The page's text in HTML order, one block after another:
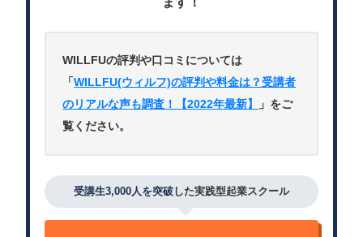
WILLFUの評判や口コミについては
「WILLFU(ウィルフ)の評判や料金は？受講者
のリアルな声も調査！【2022年最新】
」をご
覧ください。
受講生3,000人を突破 した実践型起業スクール